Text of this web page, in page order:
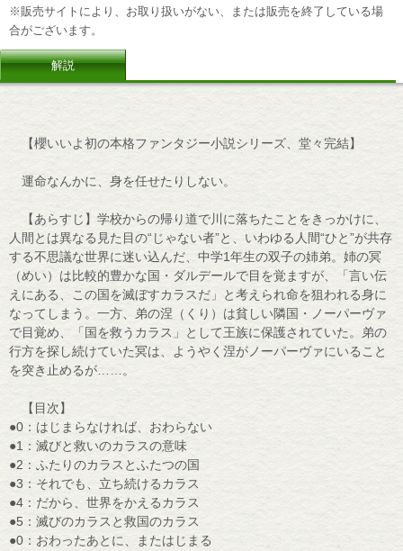
※販売サイトにより、お取り扱いがない、または販売を終了している場
合がございます。
解説
【櫻いいよ初の本格ファンタジー小説シリーズ、堂々完結】
運命なんかに、身を任せたりしない。
【あらすじ】学校からの帰り道で川に落ちたことをきっかけに、
人間とは異なる見た目の“じゃない者”と、いわゆる人間“ひと”が共存
する不思議な世界に迷い込んだ、中学1年生の双子の姉弟。姉の冥
（めい）は比較的豊かな国・ダルデールで目を覚ますが、「言い伝
えにある、この国を滅ぼすカラスだ」と考えられ命を狙われる身に
なってしまう。一方、弟の涅（くり）は貧しい隣国・ノーパーヴァ
で目覚め、「国を救うカラス」として王族に保護されていた。弟の
行方を探し続けていた冥は、ようやく涅がノーパーヴァにいること
を突き止めるが……。
【目次】
●0：はじまらなければ、おわらない
●1：滅びと救いのカラスの意味
●2：ふたりのカラスとふたつの国
●3：それでも、立ち続けるカラス
●4：だから、世界をかえるカラス
●5：滅びのカラスと救国のカラス
●0：おわったあとに、またはじまる